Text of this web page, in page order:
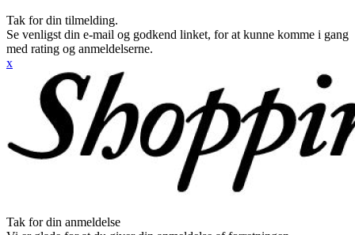
Tak for din tilmelding.
Se venligst din e-mail og godkend linket, for at kunne komme i gang
med rating og anmeldelserne.
x
Tak for din anmeldelse